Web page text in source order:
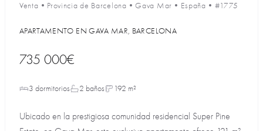
Venta • Provincia de Barcelona •Gava Mar • España • #1775
APARTAMENTO EN GAVA MAR, BARCELONA
735 000€
3 dormitorios 2 baños 192 m²
Ubicado en la prestigiosa comunidad residencial Super Pine